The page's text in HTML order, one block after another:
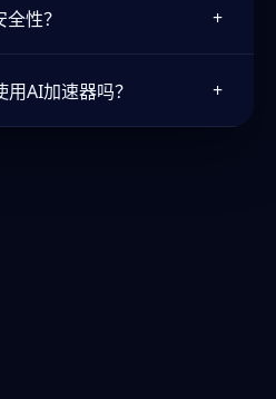
不会对个人用户进行限
性？ +
与DNS泄漏防护等多
垒，同时接受第三方安全审
AI加速器吗？ +